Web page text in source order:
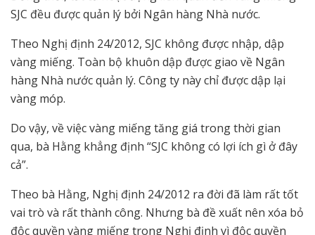
SJC đều được quản lý bởi Ngân hàng Nhà nước.
Theo Nghị định 24/2012, SJC không được nhập, dập
vàng miếng. Toàn bộ khuôn dập được giao về Ngân
hàng Nhà nước quản lý. Công ty này chỉ được dập lại
vàng móp.
Do vậy, về việc vàng miếng tăng giá trong thời gian
qua, bà Hằng khẳng định “SJC không có lợi ích gì ở đây
cả”.
Theo bà Hằng, Nghị định 24/2012 ra đời đã làm rất tốt
vai trò và rất thành công. Nhưng bà đề xuất nên xóa bỏ
độc quyền vàng miếng trong Nghị định vì độc quyền